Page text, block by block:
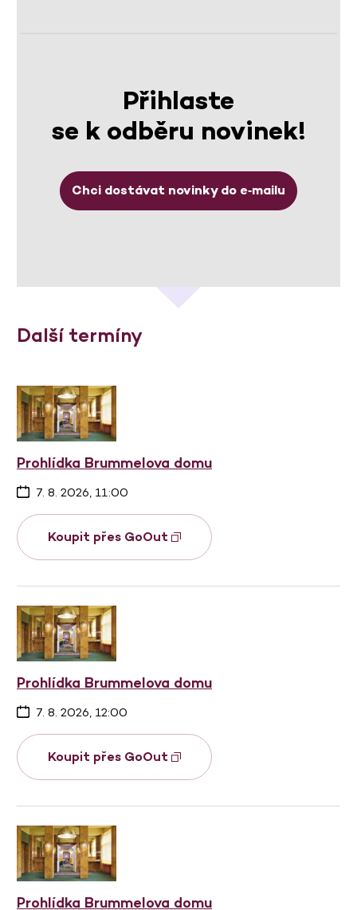
Přihlaste
se k odběru novinek!
Chci dostávat novinky do e‑mailu
Další termíny
Prohlídka Brummelova domu
7. 8. 2026, 11:00
Koupit přes GoOut
Prohlídka Brummelova domu
7. 8. 2026, 12:00
Koupit přes GoOut
Prohlídka Brummelova domu